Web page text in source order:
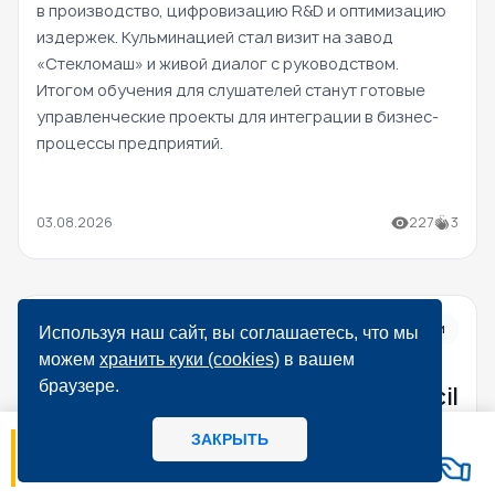
Используя наш сайт, вы соглашаетесь, что мы
можемхранить куки (cookies) в вашем
браузере.
ЗАКРЫТЬ
в производство, цифровизацию R&D и оптимизацию
издержек. Кульминацией стал визит на завод
«Стекломаш» и живой диалог с руководством.
Итогом обучения для слушателей станут готовые
управленческие проекты для интеграции в бизнес-
процессы предприятий.
03.08.2026 227 3
#Новости
Павел Лебедев принял участие в
мероприятиях Executive DBA Council
в Мадриде
Испания и глобальная повестка DBA. Руководитель
программы МИРБИС Павел Лебедев представил
Внедрение изменений – точка роста или